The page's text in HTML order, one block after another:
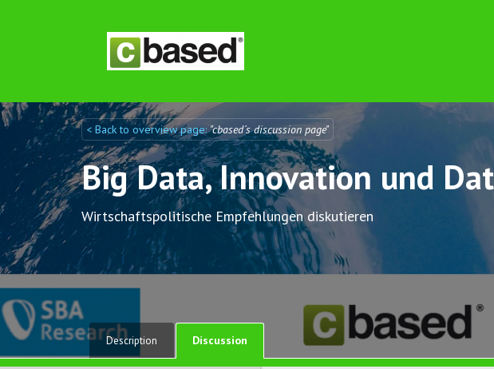
Discuto
Discuto < Back to overview page:"cbased´s discussion page"
Big Data, Innovation und
Wirtschaftspolitische Empfehlungen diskutieren
Description
Discussion